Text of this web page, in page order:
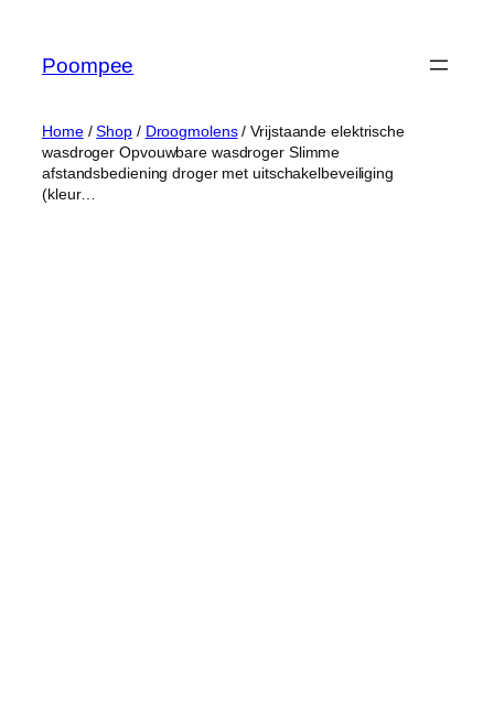
Poompee
Home/Shop/ Droogmolens/ Vrijstaande elektrische
wasdroger Opvouwbare wasdroger Slimme
afstandsbediening droger met uitschakelbeveiliging
(kleur…